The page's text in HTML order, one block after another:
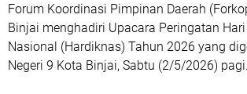
Forum Koordinasi Pimpinan Daerah
Binjai menghadiri Upacara Peringatan
Nasional (Hardiknas) Tahun 2026 yang
Negeri 9 Kota Binjai, Sabtu (2/5/2026) pagi.